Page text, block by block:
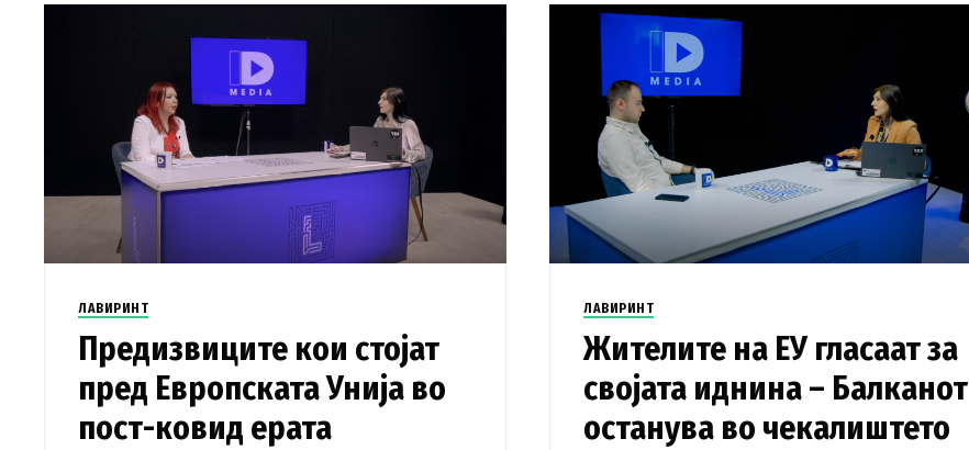
ЛАВИРИНТ
Предизвиците кои стојат
пред Европската Унија во
пост-ковид ерата
ЛАВИРИНТ
Жителите на ЕУ гласаат за
својата иднина – Балканот
останува во чекалиштето